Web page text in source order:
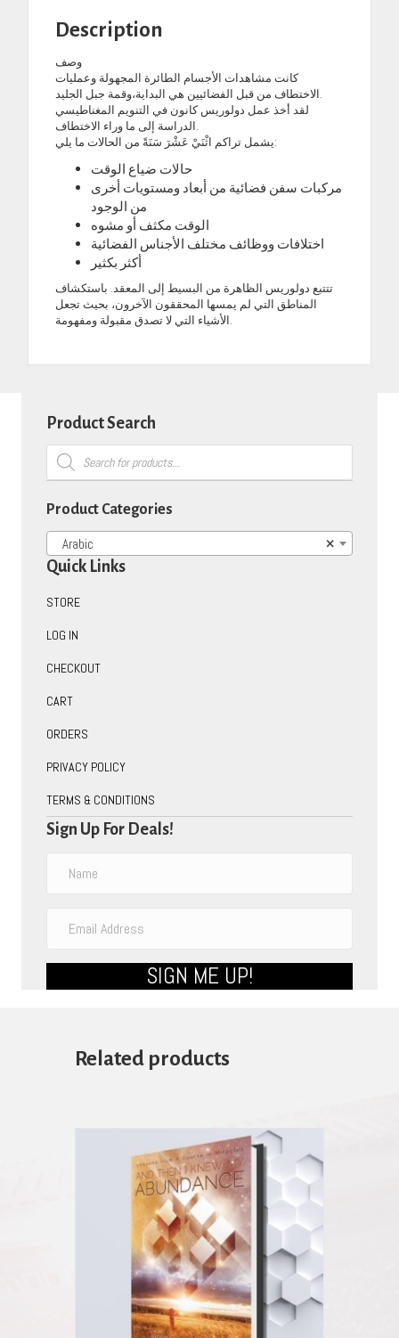
Description
وصف
كانت مشاهدات الأجسام الطائرة المجهولة وعمليات
الاختطاف من قبل الفضائيين هي البداية،وقمة جبل الجليد.
لقد أخذ عمل دولوريس كانون في التنويم المغناطيسي
الدراسة إلى ما وراء الاختطاف.
يشمل تراكم اثْنَيْ عَشْرَ سَنَةً من الحالات ما يلي:
حالات ضياع الوقت
مركبات سفن فضائية من أبعاد ومستويات أخرى
من الوجود
الوقت مكثف أو مشوه
اختلافات ووظائف مختلف الأجناس الفضائية
أكثر بكثير
تتتبع دولوريس الظاهرة من البسيط إلى المعقد. باستكشاف
المناطق التي لم يمسها المحققون الآخرون، بحيث تجعل
الأشياء التي لا تصدق مقبولة ومفهومة.
Product Search
Products
search
Product Categories
×
Arabic
Quick Links
STORE
LOG IN
CHECKOUT
CART
ORDERS
PRIVACY POLICY
TERMS & CONDITIONS
Sign Up For Deals!
SIGN ME UP!
Related products